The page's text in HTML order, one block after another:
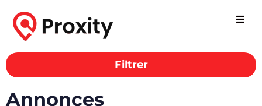
Filtrer
Annonces